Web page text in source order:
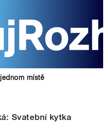
místě
Svatební kytka